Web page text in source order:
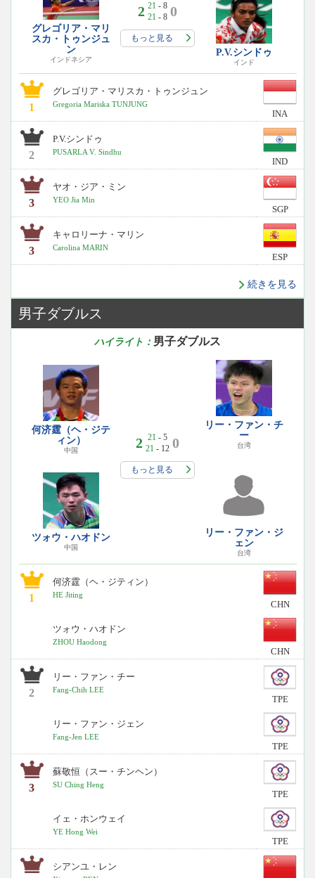
グレゴリア・マリ
スカ・トゥンジュ
ン
インドネシア
2 21 - 8
21 - 8 0
もっと見る
P.V.シンドゥ
インド
1
グレゴリア・マリスカ・トゥンジュン
Gregoria Mariska TUNJUNG
INA
2
P.V.シンドゥ
PUSARLA V. Sindhu
IND
3
ヤオ・ジア・ミン
YEO Jia Min
SGP
3
キャロリーナ・マリン
Carolina MARIN
ESP
続きを見る
男子ダブルス
ハイライト： 男子ダブルス
何济霆（ヘ・ジテ
ィン）
中国
ツォウ・ハオドン
中国
2 21 - 5
21 - 12 0
もっと見る
リー・ファン・チ
ー
台湾
リー・ファン・ジ
ェン
台湾
1
何济霆（ヘ・ジティン）
HE Jiting
CHN
ツォウ・ハオドン
ZHOU Haodong
CHN
2
リー・ファン・チー
Fang-Chih LEE
TPE
リー・ファン・ジェン
Fang-Jen LEE
TPE
3
蘇敬恒（スー・チンヘン）
SU Ching Heng
TPE
イェ・ホンウェイ
YE Hong Wei
TPE
シアンユ・レン